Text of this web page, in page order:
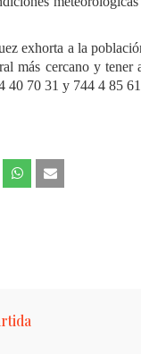
exhorta a la
más cercano y tener
40 70 31 y 744 4 85